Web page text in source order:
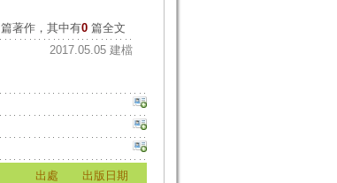
篇著作，其中有0篇全文
2017.05.05 建檔
出處 出版日期